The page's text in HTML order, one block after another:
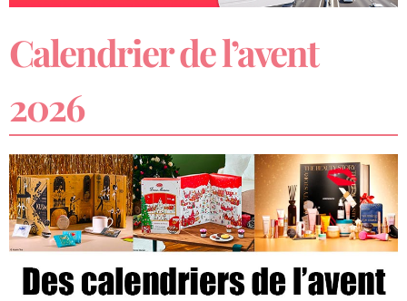
Calendrier de l’avent
2026